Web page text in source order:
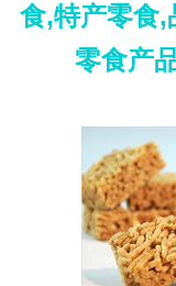
食,特产零食,
零食产